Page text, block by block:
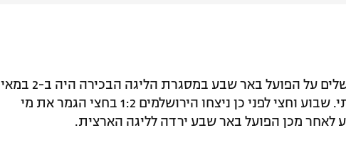
* הניצחון האחרון של הפועל ירושלים על הפועל באר שבע במסגרת הליגה הבכירה היה ב-2 במאי
1998, אז אריק ששון קבע 0:1 ביתי. שבוע וחצי לפני כן ניצחו הירושלמים 1:2 בחצי הגמר את מי
לאחר מכן הפועל באר שבע ירדה לליגה הארצית.